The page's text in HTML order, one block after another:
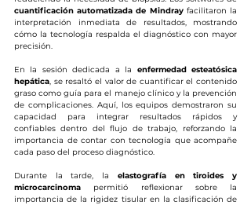
cuantificación automatizada de Mindray facilitaron la
interpretación inmediata de resultados, mostrando
cómo la tecnología respalda el diagnóstico con mayor
precisión.
En la sesión dedicada a la enfermedad esteatósica
hepática, se resaltó el valor de cuantificar el contenido
graso como guía para el manejo clínico y la prevención
de complicaciones. Aquí, los equipos demostraron su
capacidad para integrar resultados rápidos y
confiables dentro del flujo de trabajo, reforzando la
importancia de contar con tecnología que acompañe
cada paso del proceso diagnóstico.
Durante la tarde, la elastografía en tiroides y
microcarcinoma permitió reflexionar sobre la
importancia de la rigidez tisular en la clasificación de